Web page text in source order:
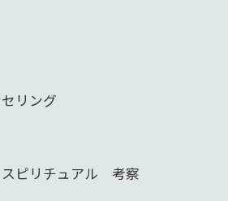
リング
ピリチュアル 考察